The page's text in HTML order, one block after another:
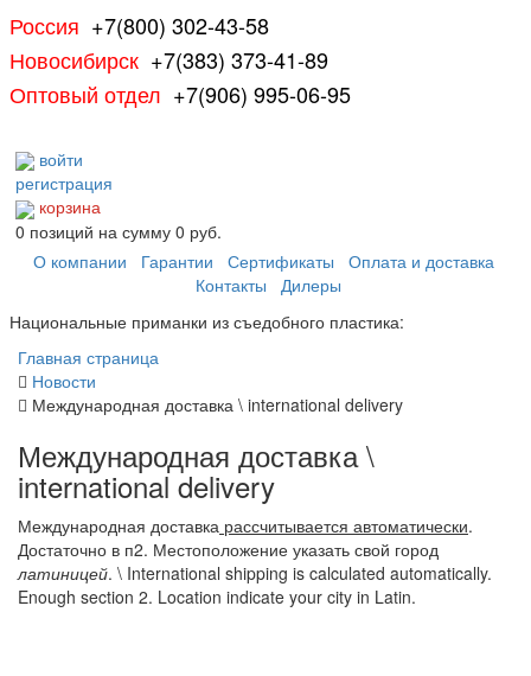
Россия +7(800) 302-43-58
Новосибирск +7(383) 373-41-89
Оптовый отдел +7(906) 995-06-95
войти
регистрация
корзина
0 позиций на сумму 0 руб.
О компании
Гарантии Сертификаты
Оплата и доставка
Контакты
Дилеры
Национальные приманки из съедобного пластика:
Главная страница
Новости
Международная доставка \ international delivery
Международная доставка \
international delivery
Международная доставка рассчитывается автоматически.
Достаточно в п2. Местоположение указать свой город
латиницей. \ International shipping is calculated automatically.
Enough section 2. Location indicate your city in Latin.